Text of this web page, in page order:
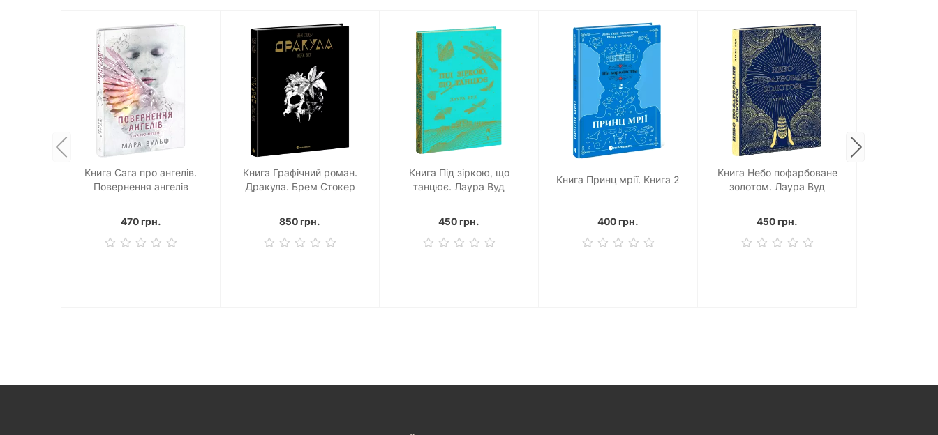
Книга Сага про ангелів.
Повернення ангелів
470 грн.
Книга Графічний роман.
Дракула. Брем Стокер
850 грн.
Книга Під зіркою, що
танцює. Лаура Вуд
450 грн.
Книга Принц мрії. Книга 2
400 грн.
Книга Небо пофарбоване
золотом. Лаура Вуд
450 грн.